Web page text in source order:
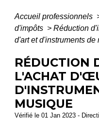
Accueil professionnels
d'impôts > Réduction
d'art et d'instruments de
RÉDUCTION
L'ACHAT
MUSIQUE
Vérifié le 01 Jan 2023 -